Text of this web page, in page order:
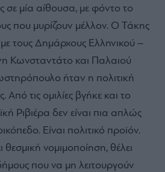
σε μία αίθουσα, με φόντο το
που μυρίζουν μέλλον. Ο Τάκης
τους Δημάρχους Ελληνικού –
Κωνσταντάτο και Παλαιού
ήταν η πολιτική
τις ομιλίες βγήκε και το
Ριβιέρα δεν είναι πια απλώς
Είναι πολιτικό προϊόν.
νομιμοποίηση, θέλει
που να μη λειτουργούν